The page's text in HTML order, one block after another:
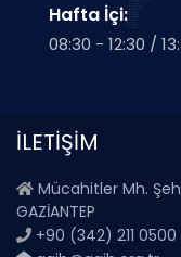
Hafta İçi:
08:30 - 12:30 /
İLETİŞİM
Mücahitler Mh.
GAZİANTEP
+90 (342) 211 0500